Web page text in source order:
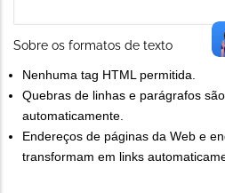
Sobre os formatos de texto
Nenhuma tag HTML permitida.
Quebras de linhas e parágrafos
automaticamente.
Endereços de páginas da Web e
transformam em links